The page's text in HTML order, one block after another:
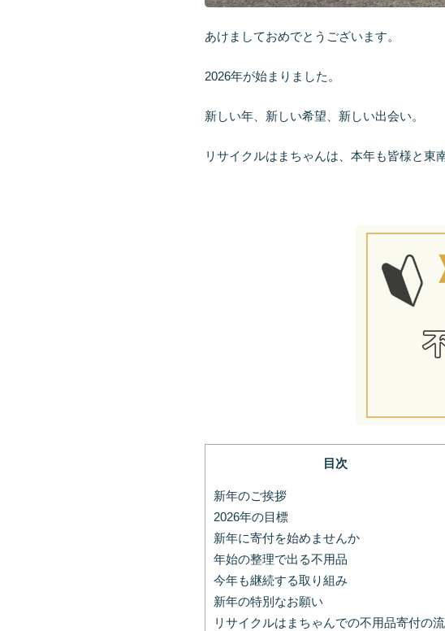
あけましておめでとうございます。
2026年が始まりました。
新しい年、新しい希望、新しい出会い。
リサイクルはまちゃんは、本年も皆様と東
目次
新年のご挨拶
2026年の目標
新年に寄付を始めませんか
年始の整理で出る不用品
今年も継続する取り組み
新年の特別なお願い
リサイクルはまちゃんでの不用品寄付の